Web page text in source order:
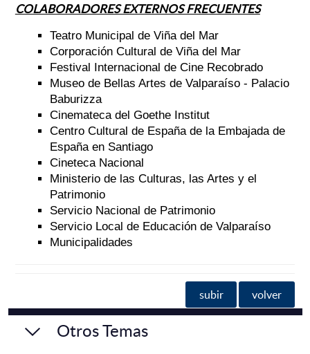
COLABORADORES EXTERNOS FRECUENTES
Teatro Municipal de Viña del Mar
Corporación Cultural de Viña del Mar
Festival Internacional de Cine Recobrado
Museo de Bellas Artes de Valparaíso - Palacio
Baburizza
Cinemateca del Goethe Institut
Centro Cultural de España de la Embajada de
España en Santiago
Cineteca Nacional
Ministerio de las Culturas, las Artes y el
Patrimonio
Servicio Nacional de Patrimonio
Servicio Local de Educación de Valparaíso
Municipalidades
subir volver
Otros Temas